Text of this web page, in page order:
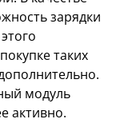
зарядки
таких
модуль
активно.